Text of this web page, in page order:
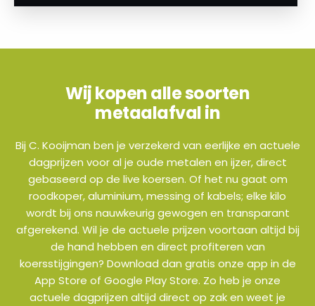
Wij kopen alle soorten
metaalafval in
Bij C. Kooijman ben je verzekerd van eerlijke en actuele
dagprijzen voor al je oude metalen en ijzer, direct
gebaseerd op de live koersen. Of het nu gaat om
roodkoper, aluminium, messing of kabels; elke kilo
wordt bij ons nauwkeurig gewogen en transparant
afgerekend. Wil je de actuele prijzen voortaan altijd bij
de hand hebben en direct profiteren van
koersstijgingen? Download dan gratis onze app in de
App Store of Google Play Store. Zo heb je onze
actuele dagprijzen altijd direct op zak en weet je